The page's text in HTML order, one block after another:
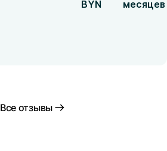
BYN
месяцев
Все отзывы